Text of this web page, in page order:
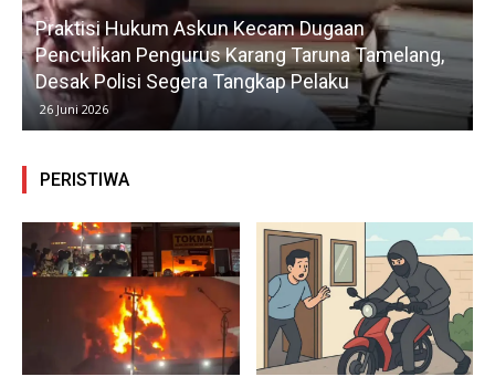
Praktisi Hukum Askun Kecam Dugaan
Penculikan Pengurus Karang Taruna Tamelang,
Desak Polisi Segera Tangkap Pelaku
26 Juni 2026
PERISTIWA